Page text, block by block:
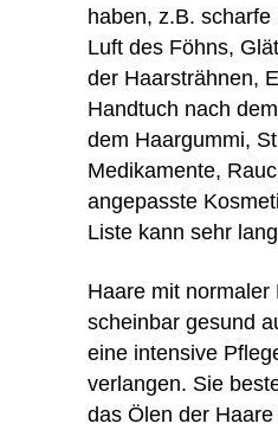
haben, z.B.
Luft des Föhns,
der Haarsträhnen,
Handtuch nach
dem Haargummi,
Medikamente,
angepasste
Liste kann sehr
Haare mit normaler
scheinbar gesund
eine intensive
verlangen. Sie
das Ölen der